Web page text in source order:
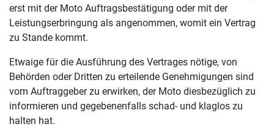
erst mit der Moto Auftragsbestätigung oder mit der
Leistungserbringung als angenommen, womit ein Vertrag
zu Stande kommt.
Etwaige für die Ausführung des Vertrages nötige, von
Behörden oder Dritten zu erteilende Genehmigungen sind
vom Auftraggeber zu erwirken, der Moto diesbezüglich zu
informieren und gegebenenfalls schad- und klaglos zu
halten hat.